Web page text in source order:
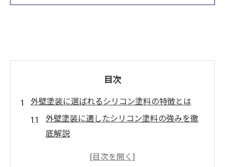
目次
外壁塗装に選ばれるシリコン塗料の特徴とは
外壁塗装に適したシリコン塗料の強みを徹
底解説
外壁塗装で人気のシリコン塗料が選ばれる